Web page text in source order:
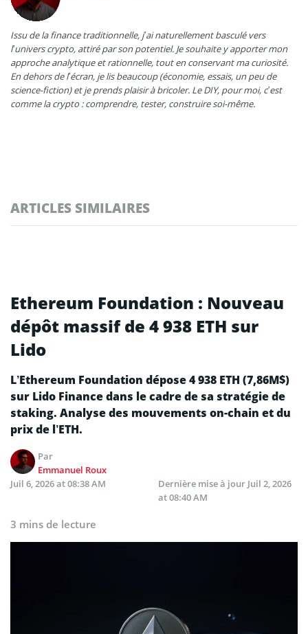
Issu de la finance traditionnelle, j’ai naturellement basculé vers
l’univers crypto, attiré par son potentiel. Je souhaite y apporter mon
approche analytique et rationnelle, tout en conservant ma curiosité.
En dehors de l’écran, je lis beaucoup (économie, essais, un peu de
science-fiction) et je prends plaisir à bricoler. Le DIY, pour moi, c’est
comme la crypto : comprendre, tester, construire soi-même.
ARTICLES SIMILAIRES
Ethereum Foundation : Nouveau
dépôt massif de 4 938 ETH sur
Lido
L’Ethereum Foundation dépose 4 938 ETH (7,86M$)
sur Lido Finance dans le cadre de sa stratégie de
staking. Analyse des mouvements on-chain et du
prix de l’ETH.
Par
Emmanuel Roux
Juil 6, 2026 at 08:38 AM
Dernière mise à jour Juil 2, 2026
at 08:40 AM
3 mins de lecture